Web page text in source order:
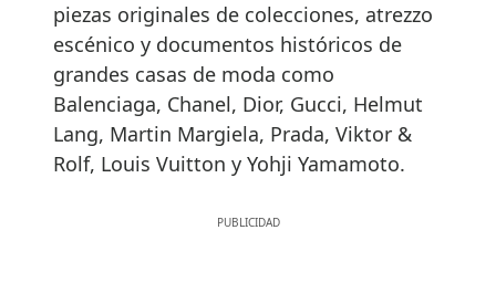
piezas originales de colecciones, atrezzo
escénico y documentos históricos de
grandes casas de moda como
Balenciaga, Chanel, Dior, Gucci, Helmut
Lang, Martin Margiela, Prada, Viktor &
Rolf, Louis Vuitton y Yohji Yamamoto.